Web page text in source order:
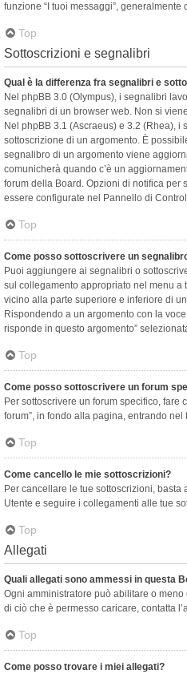
funzione “I tuoi messaggi”,
Top
Sottoscrizioni e segnalibri
Qual è la differenza fra segnalibri e
Nel phpBB 3.0 (Olympus), i segnalibri
segnalibri di un browser web. Non si
Nel phpBB 3.1 (Ascraeus) e 3.2 (Rhea), i
sottoscrizione di un argomento. È
segnalibro di un argomento viene
comunicherà quando c’è un
forum della Board. Opzioni di notifica per
essere configurate nel Pannello di
Top
Come posso sottoscrivere un
Puoi aggiungere ai segnalibri o
sul collegamento appropriato nel menu a
vicino alla parte superiore e inferiore di
Rispondendo a un argomento con la
risponde in questo argomento”
Top
Come posso sottoscrivere un forum
Per sottoscrivere un forum specifico, fare
forum”, in fondo alla pagina, entrando nel
Top
Come cancello le mie sottoscrizioni?
Per cancellare le tue sottoscrizioni,
Utente e seguire i collegamenti alle tue
Top
Allegati
Quali allegati sono ammessi in questa
Ogni amministratore può abilitare o
di ciò che è permesso caricare, contatta
Top
Come posso trovare i miei allegati?